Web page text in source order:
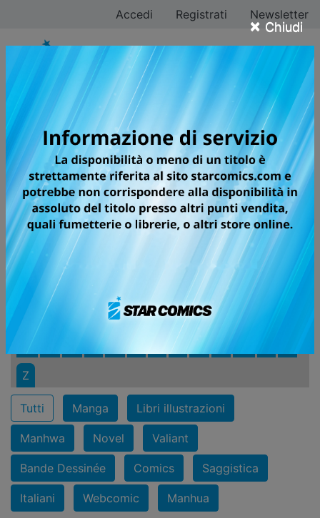
× Chiudi
Accedi Registrati Newsletter
Anteprima Fumetti.
Sfoglia on line i
fumetti StarComics
Guarda in anteprima i tuoi fumetti preferiti. Clicca sul
fumetto che ti interessa per vedere le sue
caratteristiche principali e per sfogliare on line,
gratuitamente, le prime pagine.
Tutti C D E F G H
U V
Z
Tutti Manga Libri illustrazioni
Manhwa Novel Valiant
Bande Dessinée Comics Saggistica
Italiani Webcomic Manhua